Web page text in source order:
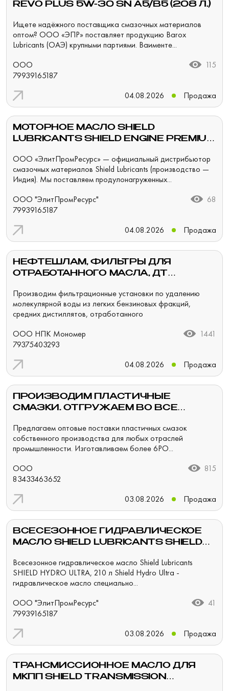
REVO PLUS 5W-30 SN A5/B5 (208 Л.)
Ищете надёжного поставщика смазочных материалов
оптом? ООО «ЭПР» поставляет продукцию Barox
Lubricants (ОАЭ) крупными партиями. Baименте...
ООО
79939165187
115
04.08.2026 Продажа
МОТОРНОЕ МАСЛО SHIELD
LUBRICANTS SHIELD ENGINE PREMIUM
ООО «ЭлитПромРесурс» — официальный дистрибьютор
смазочных материалов Shield Lubricants (производство —
Индия). Мы поставляем продулонагруженных...
ООО "ЭлитПромРесурс"
79939165187
68
04.08.2026 Продажа
НЕФТЕШЛАМ, ФИЛЬТРЫ ДЛЯ
ОТРАБОТАННОГО МАСЛА, ДТ
Производим фильтрационные установки по удалению
молекулярной воды из легких бензиновых фракций,
средних дистиллятов, отработанного
ООО НПК Мономер
79375403293
1441
04.08.2026 Продажа
ПРОИЗВОДИМ ПЛАСТИЧНЫЕ
СМАЗКИ. ОТГРУЖАЕМ ВО ВСЕ
Предлагаем оптовые поставки пластичных смазок
собственного производства для любых отраслей
промышленности. Изготавливаем более 6РО...
ООО
83433463652
815
03.08.2026 Продажа
ВСЕСЕЗОННОЕ ГИДРАВЛИЧЕСКОЕ
МАСЛО SHIELD LUBRICANTS SHIELD
Всесезонное гидравлическое масло Shield Lubricants
SHIELD HYDRO ULTRA, 210 л Shield Hydro Ultra -
гидравлическое масло специально...
ООО "ЭлитПромРесурс"
79939165187
41
03.08.2026 Продажа
ТРАНСМИССИОННОЕ МАСЛО ДЛЯ
МКПП SHIELD TRANSMISSION